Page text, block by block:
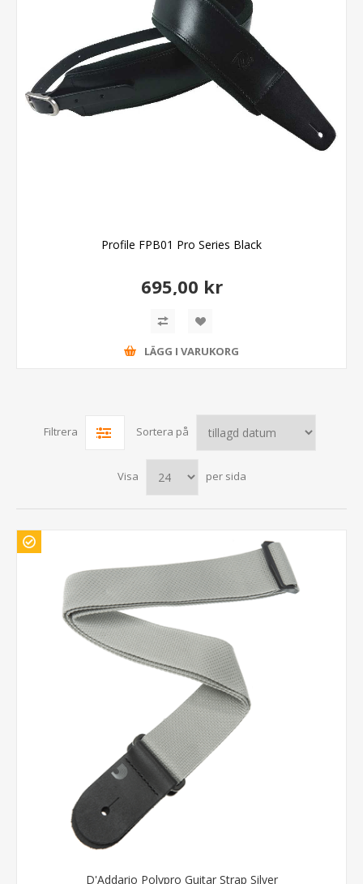
Profile FPB01 Pro Series Black
695,00 kr
LÄGG I VARUKORG
Filtrera Sortera på
Visa per sida
D'Addario Polypro Guitar Strap Silver